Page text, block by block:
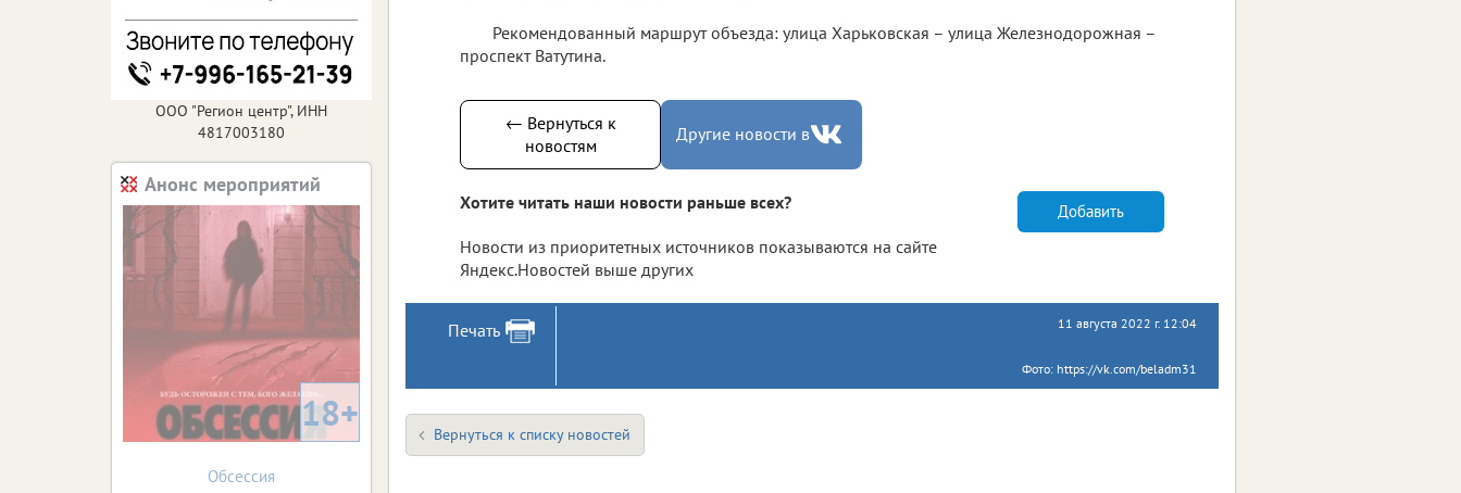
Рекомендованный маршрут объезда: улица Харьковская – улица Железнодорожная –
проспект Ватутина.
← Вернуться к
новостям
Другие новости в
Хотите читать наши новости раньше всех?
Новости из приоритетных источников показываются на сайте
Яндекс.Новостей выше других
Добавить
Печать 11 августа 2022 г. 12:04
Фото: https://vk.com/beladm31
Вернуться к списку новостей
ООО "Регион центр", ИНН
4817003180
Анонс мероприятий
18+
Обсессия